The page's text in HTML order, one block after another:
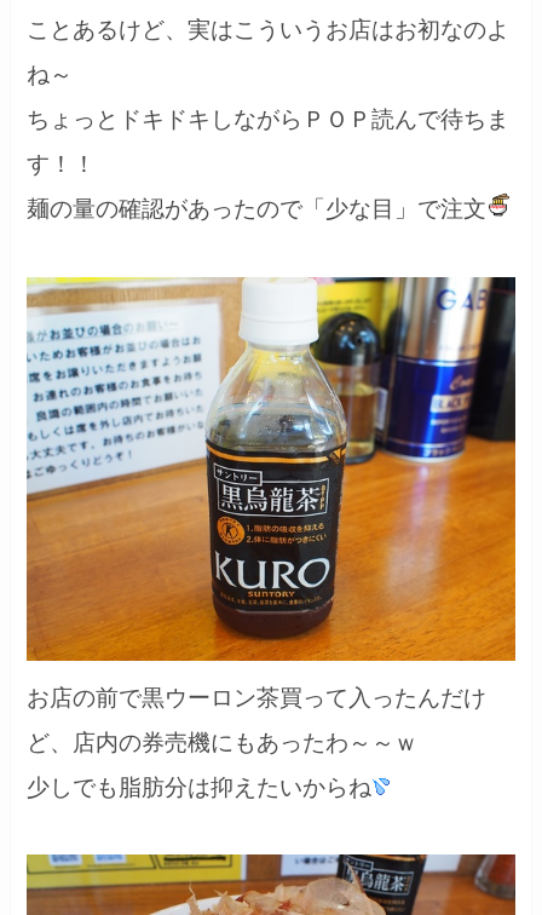
ことあるけど、実はこういうお店はお初なのよ
ね～
ちょっとドキドキしながらＰＯＰ読んで待ちま
す！！
麺の量の確認があったので「少な目」で注文
お店の前で黒ウーロン茶買って入ったんだけ
ど、店内の券売機にもあったわ～～ｗ
少しでも脂肪分は抑えたいからね